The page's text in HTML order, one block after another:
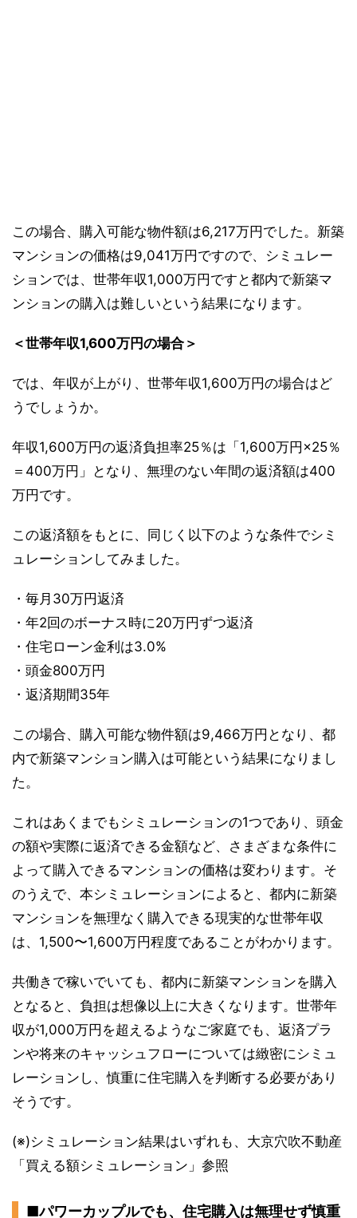
この場合、購入可能な物件額は6,217万円でした。新築
マンションの価格は9,041万円ですので、シミュレー
ションでは、世帯年収1,000万円ですと都内で新築マ
ンションの購入は難しいという結果になります。
＜世帯年収1,600万円の場合＞
では、年収が上がり、世帯年収1,600万円の場合はど
うでしょうか。
年収1,600万円の返済負担率25％は「1,600万円×25％
＝400万円」となり、無理のない年間の返済額は400
万円です。
この返済額をもとに、同じく以下のような条件でシミ
ュレーションしてみました。
・毎月30万円返済
・年2回のボーナス時に20万円ずつ返済
・住宅ローン金利は3.0%
・頭金800万円
・返済期間35年
この場合、購入可能な物件額は9,466万円となり、都
内で新築マンション購入は可能という結果になりまし
た。
これはあくまでもシミュレーションの1つであり、頭金
の額や実際に返済できる金額など、さまざまな条件に
よって購入できるマンションの価格は変わります。そ
のうえで、本シミュレーションによると、都内に新築
マンションを無理なく購入できる現実的な世帯年収
は、1,500〜1,600万円程度であることがわかります。
共働きで稼いでいても、都内に新築マンションを購入
となると、負担は想像以上に大きくなります。世帯年
収が1,000万円を超えるようなご家庭でも、返済プラ
ンや将来のキャッシュフローについては緻密にシミュ
レーションし、慎重に住宅購入を判断する必要があり
そうです。
(※)シミュレーション結果はいずれも、大京穴吹不動産
「買える額シミュレーション」参照
■パワーカップルでも、住宅購入は無理せず慎重